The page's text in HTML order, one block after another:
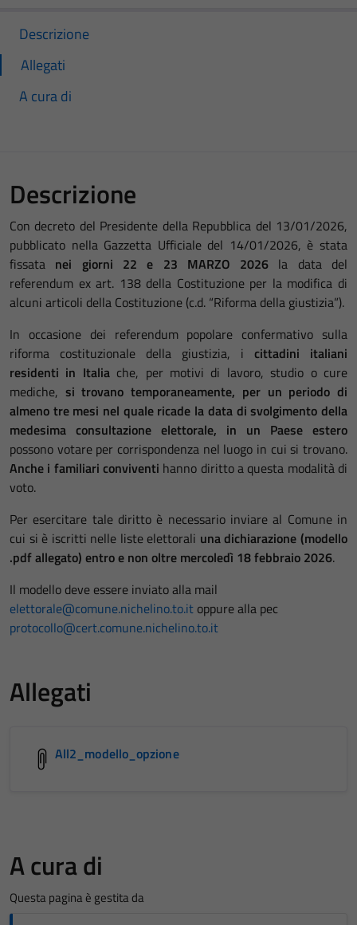
Descrizione
Allegati
A cura di
Descrizione
Con decreto del Presidente della Repubblica del 13/01/2026,
pubblicato nella Gazzetta Ufficiale del 14/01/2026, è stata
fissata nei giorni 22 e 23 MARZO 2026 la data del
referendum ex art. 138 della Costituzione per la modifica di
alcuni articoli della Costituzione (c.d. “Riforma della giustizia”).
In occasione dei referendum popolare confermativo sulla
riforma costituzionale della giustizia, i cittadini italiani
residenti in Italiache, per motivi di lavoro, studio o cure
mediche, si trovano temporaneamente, per un periodo di
almeno tre mesi nel quale ricade la data di svolgimento della
medesima consultazione elettorale, in un Paese estero
possono votare per corrispondenza nel luogo in cui si trovano.
Anche i familiari conviventi hanno diritto a questa modalità di
voto.
Per esercitare tale diritto è necessario inviare al Comune in
cui si è iscritti nelle liste elettorali una dichiarazione (modello
.pdf allegato) entro e non oltre mercoledì 18 febbraio 2026.
Il modello deve essere inviato alla mail
elettorale@comune.nichelino.to.it oppure alla pec
protocollo@cert.comune.nichelino.to.it
Allegati
All2_modello_opzione
A cura di
Questa pagina è gestita da